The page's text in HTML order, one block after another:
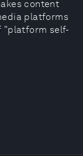
content
platforms
"platform self-